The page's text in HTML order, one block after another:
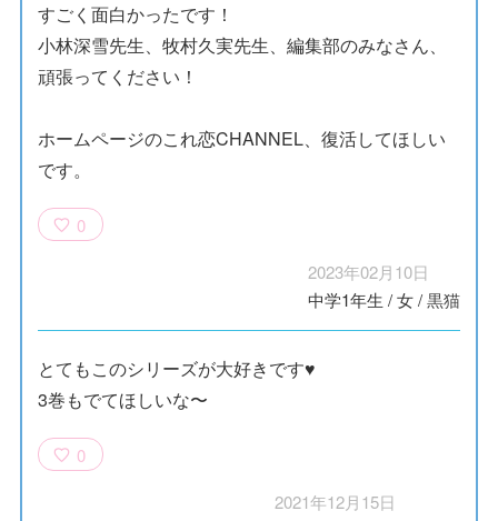
すごく面白かったです！
小林深雪先生、牧村久実先生、編集部のみなさん、
頑張ってください！
ホームページのこれ恋CHANNEL、復活してほしい
です。
0
2023年02月10日
中学1年生 /女/黒猫
とてもこのシリーズが大好きです♥
3巻もでてほしいな〜
0
2021年12月15日